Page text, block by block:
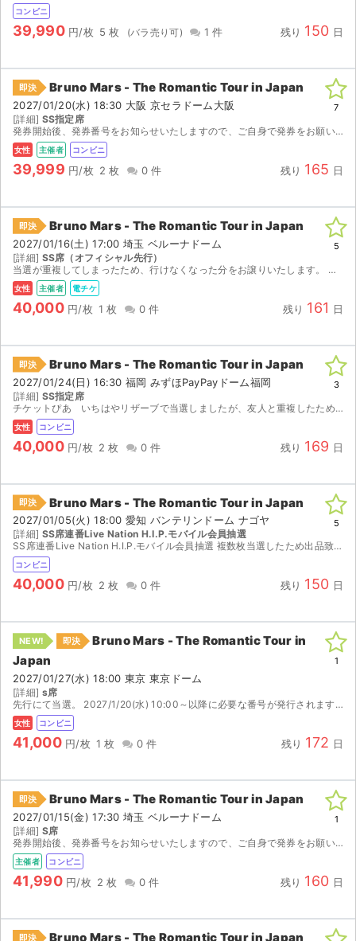
コンビニ
39,990 円/枚 5 枚 1 件 残り 150 日
即決 Bruno Mars - The Romantic Tour in Japan
2027/01/20(水) 18:30 大阪 京セラドーム大阪
[詳細] SS指定席
発券開始後、発券番号をお知らせいたしますので、ご自身で発券をお願いいたします。 （2027/1/12〜発券開始） 【注意事項】 ・公演が中止となった場合のみ、手数料を差し引いた金額をご返金...
女性 主催者 コンビニ
39,999 円/枚 2 枚 0 件 残り 165 日
7
即決 Bruno Mars - The Romantic Tour in Japan
2027/01/16(土) 17:00 埼玉 ベルーナドーム
[詳細] SS席（オフィシャル先行）
当選が重複してしまったため、行けなくなった分をお譲りいたします。 発券開始後、発券番号をお知らせいたしますので、ご自身で発券をお願いいたします。 （2027/1/8〜発券開始） 迅速かつ丁寧な...
女性 主催者 電チケ
40,000 円/枚 1 枚 0 件 残り 161 日
5
即決 Bruno Mars - The Romantic Tour in Japan
2027/01/24(日) 16:30 福岡 みずほPayPayドーム福岡
[詳細] SS指定席
チケットぴあ いちはやリザーブで当選しましたが、友人と重複したため出品します。 座席番号は未定です。1月16日以降に発券番号が届きますので、届いたらすぐにお知らせします。セブンイレブンで発券を...
女性 コンビニ
40,000 円/枚 2 枚 0 件 残り 169 日
3
即決 Bruno Mars - The Romantic Tour in Japan
2027/01/05(火) 18:00 愛知 バンテリンドーム ナゴヤ
[詳細] SS席連番Live Nation H.I.P.モバイル会員抽選
SS席連番Live Nation H.I.P.モバイル会員抽選 複数枚当選したため出品致します。 2026年12月28日10時から発券可能です。 同日に発券番号をお送りいたします。
コンビニ
40,000 円/枚 2 枚 0 件 残り 150 日
5
NEW! 即決
Bruno Mars - The Romantic Tour in
Japan
2027/01/27(水) 18:00 東京 東京ドーム
[詳細] s席
先行にて当選。 2027/1/20(水) 10:00～以降に必要な番号が発行されます。 番号発行後、セブン-イレブンにて発券してください。
女性 コンビニ
41,000 円/枚 1 枚 0 件 残り 172 日
1
即決 Bruno Mars - The Romantic Tour in Japan
2027/01/15(金) 17:30 埼玉 ベルーナドーム
[詳細] S席
発券開始後、発券番号をお知らせいたしますので、ご自身で発券をお願いいたします。 （2027/1/8〜発券開始） 【注意事項】 ・公演が中止となった場合のみ、手数料を差し引いた金額をご返金いたし...
主催者 コンビニ
41,990 円/枚 2 枚 0 件 残り 160 日
1
即決 Bruno Mars - The Romantic Tour in Japan